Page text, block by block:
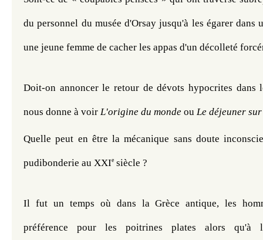
du personnel du musée d'Orsay jusqu'à les égarer
une jeune femme de cacher les appas d'un décolleté
Doit-on annoncer le retour de dévots hypocrites dans
nous donne à voir L'origine du monde ou Le déjeuner
Quelle peut en être la mécanique sans doute
pudibonderie au XXIe siècle ?
Il fut un temps où dans la Grèce antique, les
préférence pour les poitrines plates alors qu'à